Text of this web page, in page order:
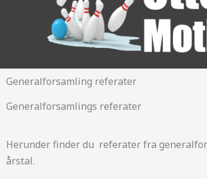
Generalforsamling referater
Generalforsamlings referater
Herunder finder du referater fra
årstal.